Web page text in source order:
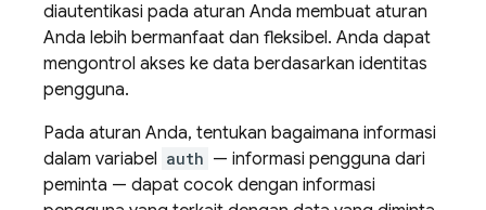
diautentikasi pada aturan Anda membuat aturan
Anda lebih bermanfaat dan fleksibel. Anda dapat
mengontrol akses ke data berdasarkan identitas
pengguna.
Pada aturan Anda, tentukan bagaimana informasi
dalam variabel auth — informasi pengguna dari
peminta — dapat cocok dengan informasi